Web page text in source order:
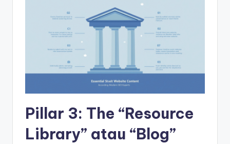
Pillar 3: The “Resource
Library” atau “Blog”